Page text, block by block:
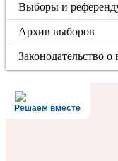
Выборы и
Архив выборов
Законодательство
Решаем вместе